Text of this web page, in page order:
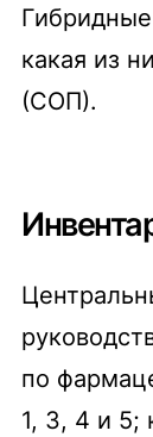
какая из
(СОП).
по
1, 3, 4 и 5;